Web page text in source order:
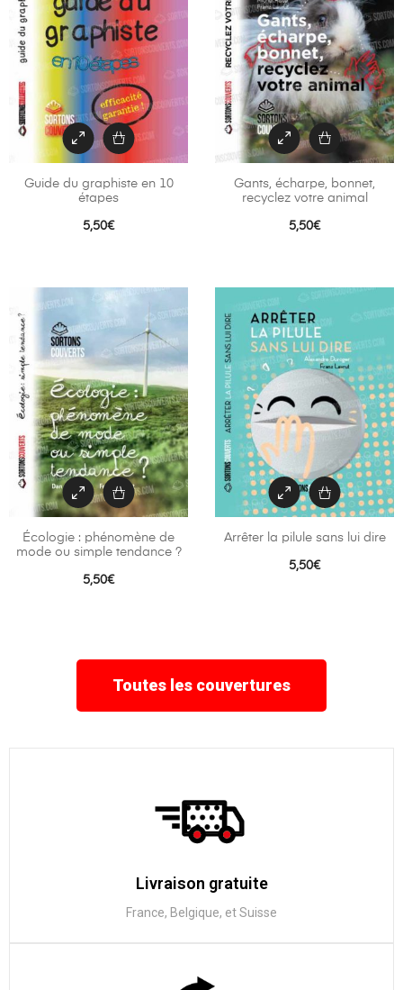
Guide du graphiste en 10
étapes
5,50€
Gants, écharpe, bonnet,
recyclez votre animal
5,50€
Écologie : phénomène de
mode ou simple tendance ?
5,50€
Arrêter la pilule sans lui dire
5,50€
Toutes les couvertures
Livraison gratuite
France, Belgique, et Suisse